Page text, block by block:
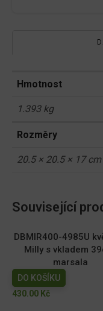
Hmotnost
1.393 kg
Rozměry
20.5 × 20.5 × 17 cm
Související
DBMIR400-4985U
Milly s vkladem
marsala
DO KOŠÍKU
430.00 Kč